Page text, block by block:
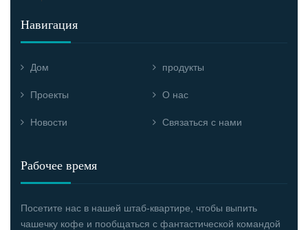
Навигация
Дом продукты
Проекты О нас
Новости Связаться с нами
Рабочее время
Посетите нас в нашей штаб-квартире, чтобы выпить
чашечку кофе и пообщаться с фантастической командой